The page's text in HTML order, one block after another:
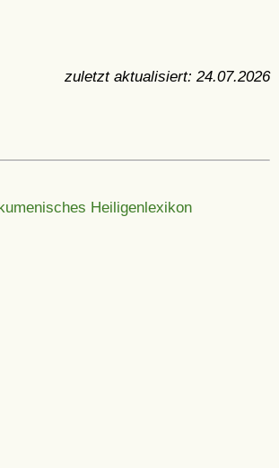
zuletzt aktualisiert: 24.07.2026
Heiligenlexikon